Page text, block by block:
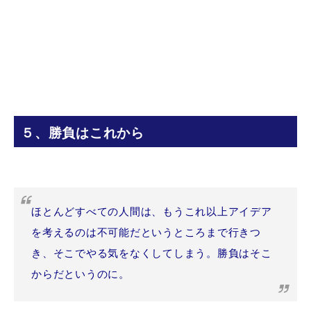
５、勝負はこれから
ほとんどすべての人間は、もうこれ以上アイデア
を考えるのは不可能だというところまで行きつ
き、そこでやる気をなくしてしまう。勝負はそこ
からだというのに。